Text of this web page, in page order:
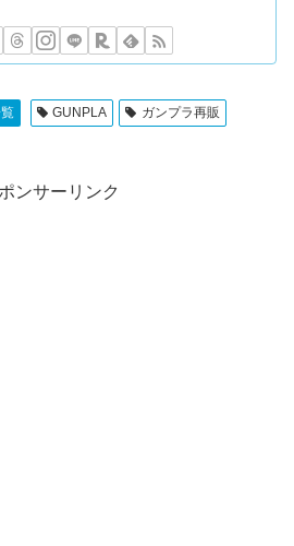
GUNPLA
ガンプラ再販
ンサーリンク